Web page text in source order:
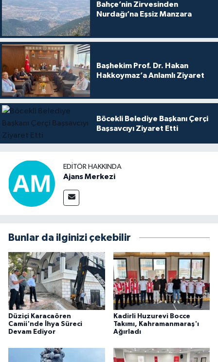
Bahçe’nin Zirvesinden
Nurdağı’na Eşsiz Manzara
Başhekim Prof. Dr. Hakan
Hakkoymaz’a Anlamlı Ziyaret
Böcekli Belediye Başkanı Çerçi
Başsavcıyı Ziyaret Etti
EDITÖR HAKKINDA
Ajans Merkezi
Bunlar da ilginizi çekebilir
Düziçi Karacaören
Camii'nde İhya Süreci
Devam Ediyor
Kadirli Huzurevi Bocce
Takımı, Kahramanmaraş'ı
Ağırladı